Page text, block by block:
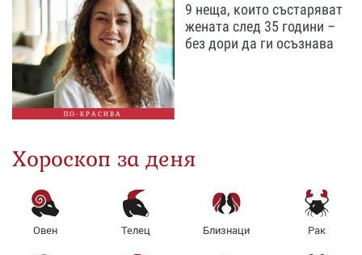
ПО-КРАСИВА
9 неща, които състаряват
жената след 35 години –
без дори да ги осъзнава
Хороскоп за деня
Овен Телец Близнаци Рак